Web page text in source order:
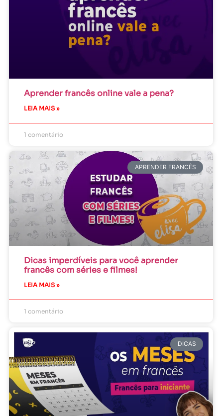
Aprender francês online vale a pena?
LEIA MAIS »
1 comentário
APRENDER FRANCÊS
Dicas imperdíveis para você aprender
francês com séries e filmes!
LEIA MAIS »
1 comentário
DICAS